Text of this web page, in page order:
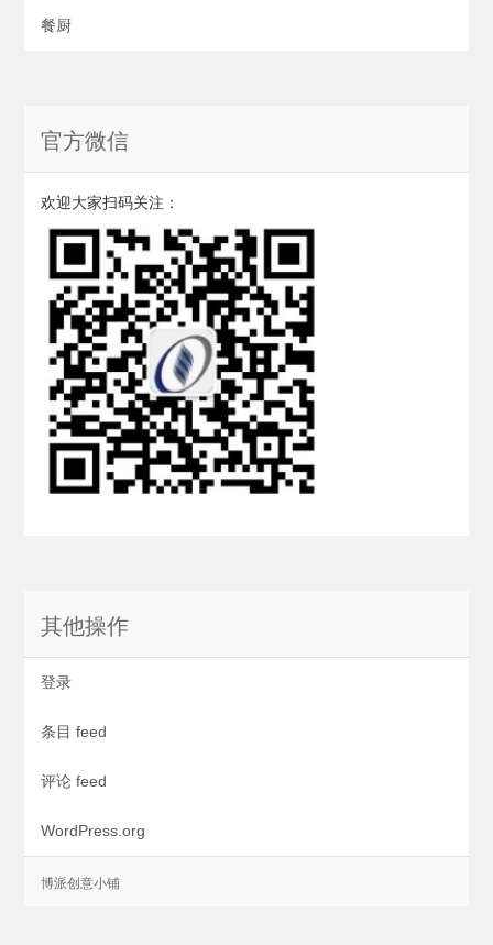
餐厨
官方微信
欢迎大家扫码关注：
其他操作
登录
条目 feed
评论 feed
WordPress.org